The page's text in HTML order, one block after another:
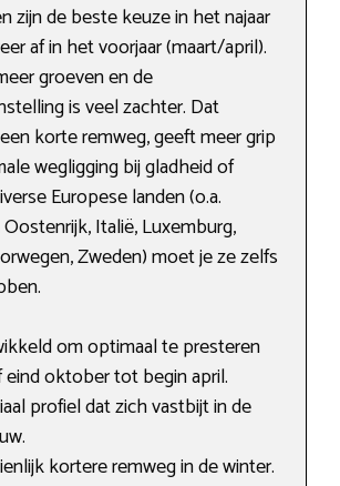
zijn de beste keuze in het najaar
af in het voorjaar (maart/april).
groeven en de
is veel zachter. Dat
korte remweg, geeft meer grip
wegligging bij gladheid of
Europese landen (o.a.
Italië, Luxemburg,
Zweden) moet je ze zelfs
om optimaal te presteren
eind oktober tot begin april.
profiel dat zich vastbijt in de
kortere remweg in de winter.